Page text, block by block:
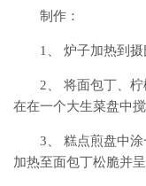
制作：
1、 炉子加热到
2、 将面包丁、
在在一个大生菜盘中搅
3、 糕点煎盘中
加热至面包丁松脆并呈